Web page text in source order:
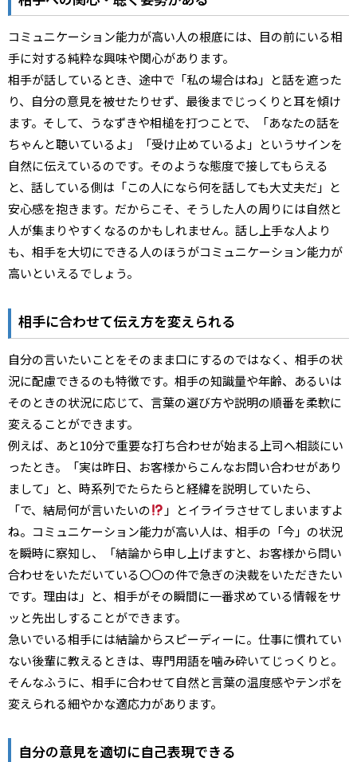
コミュニケーション能力が高い人の根底には、目の前にいる相
手に対する純粋な興味や関心があります。
相手が話しているとき、途中で「私の場合はね」と話を遮った
り、自分の意見を被せたりせず、最後までじっくりと耳を傾け
ます。そして、うなずきや相槌を打つことで、「あなたの話を
ちゃんと聴いているよ」「受け止めているよ」というサインを
自然に伝えているのです。そのような態度で接してもらえる
と、話している側は「この人になら何を話しても大丈夫だ」と
安心感を抱きます。だからこそ、そうした人の周りには自然と
人が集まりやすくなるのかもしれません。話し上手な人より
も、相手を大切にできる人のほうがコミュニケーション能力が
高いといえるでしょう。
相手に合わせて伝え方を変えられる
自分の言いたいことをそのまま口にするのではなく、相手の状
況に配慮できるのも特徴です。相手の知識量や年齢、あるいは
そのときの状況に応じて、言葉の選び方や説明の順番を柔軟に
変えることができます。
例えば、あと10分で重要な打ち合わせが始まる上司へ相談にい
ったとき。「実は昨日、お客様からこんなお問い合わせがあり
まして」と、時系列でたらたらと経緯を説明していたら、
「で、結局何が言いたいの
」とイライラさせてしまいますよ
ね。コミュニケーション能力が高い人は、相手の「今」の状況
を瞬時に察知し、「結論から申し上げますと、お客様から問い
合わせをいただいている〇〇の件で急ぎの決裁をいただきたい
です。理由は」と、相手がその瞬間に一番求めている情報をサ
ッと先出しすることができます。
急いでいる相手には結論からスピーディーに。仕事に慣れてい
ない後輩に教えるときは、専門用語を噛み砕いてじっくりと。
そんなふうに、相手に合わせて自然と言葉の温度感やテンポを
変えられる細やかな適応力があります。
自分の意見を適切に自己表現できる